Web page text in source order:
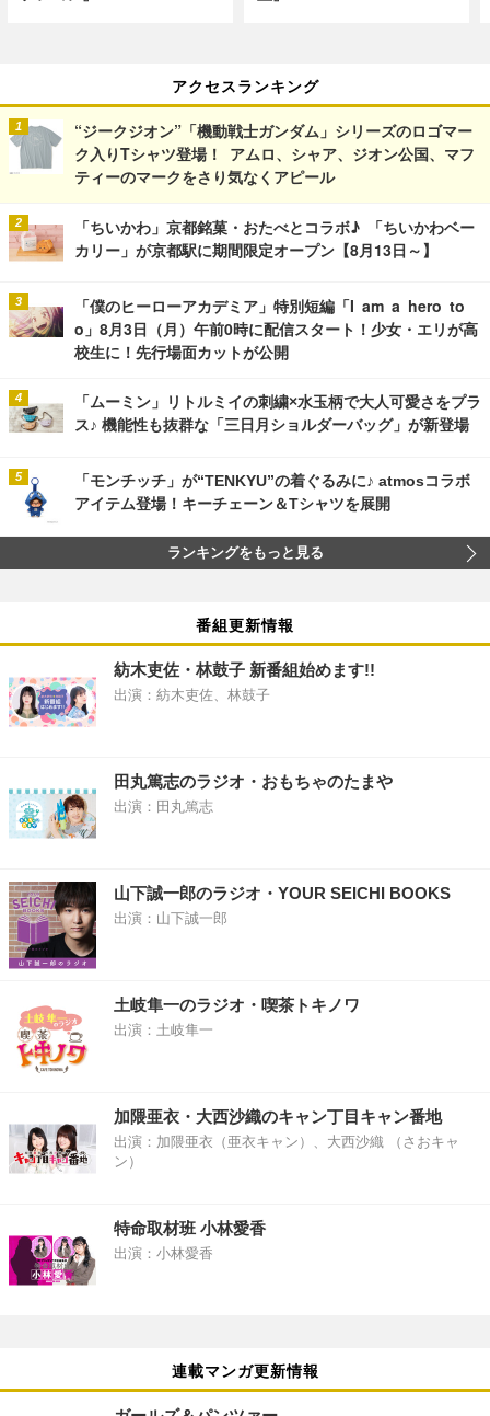
アクセスランキング
“ジークジオン”「機動戦士ガンダム」シリーズのロゴマー
ク入りTシャツ登場！ アムロ、シャア、ジオン公国、マフ
ティーのマークをさり気なくアピール
「ちいかわ」京都銘菓・おたべとコラボ♪ 「ちいかわベー
カリー」が京都駅に期間限定オープン【8月13日～】
「僕のヒーローアカデミア」特別短編「I am a hero to
o」8月3日（月）午前0時に配信スタート！少女・エリが高
校生に！先行場面カットが公開
「ムーミン」リトルミイの刺繍×水玉柄で大人可愛さをプラ
ス♪ 機能性も抜群な「三日月ショルダーバッグ」が新登場
「モンチッチ」が“TENKYU”の着ぐるみに♪ atmosコラボ
アイテム登場！キーチェーン＆Tシャツを展開
ランキングをもっと見る
番組更新情報
紡木吏佐・林鼓子 新番組始めます!!
出演：紡木吏佐、林鼓子
田丸篤志のラジオ・おもちゃのたまや
出演：田丸篤志
山下誠一郎のラジオ・YOUR SEICHI BOOKS
出演：山下誠一郎
土岐隼一のラジオ・喫茶トキノワ
出演：土岐隼一
加隈亜衣・大西沙織のキャン丁目キャン番地
出演：加隈亜衣（亜衣キャン）、大西沙織 （さおキャ
ン）
特命取材班 小林愛香
出演：小林愛香
連載マンガ更新情報